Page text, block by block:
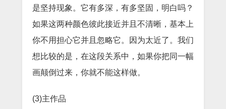
是坚持现象。它有多深，有多坚固，明白吗？
如果这两种颜色彼此接近并且不清晰，基本上
你不用担心它并且忽略它。因为太近了。我们
想比较的是，在这段关系中，如果你把同一幅
画颠倒过来，你就不能这样做。
(3)主作品